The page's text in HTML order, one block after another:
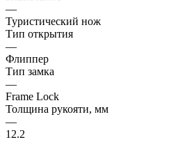
—
Туристический нож
Тип открытия
—
Флиппер
Тип замка
—
Frame Lock
Толщина рукояти, мм
—
12.2